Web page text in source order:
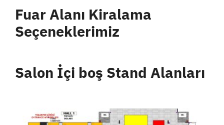
Fuar Alanı Kiralama
Seçeneklerimiz
Salon İçi boş Stand Alanları